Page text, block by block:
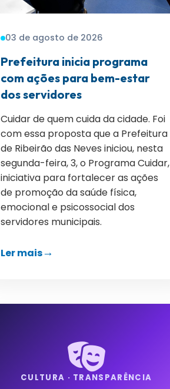
03 de agosto de 2026
Prefeitura inicia programa
com ações para bem-estar
dos servidores
Cuidar de quem cuida da cidade. Foi
com essa proposta que a Prefeitura
de Ribeirão das Neves iniciou, nesta
segunda-feira, 3, o Programa Cuidar,
iniciativa para fortalecer as ações
de promoção da saúde física,
emocional e psicossocial dos
servidores municipais.
Ler mais
CULTURA · TRANSPARÊNCIA